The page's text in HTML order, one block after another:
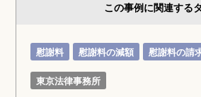
この事例に関連する
慰謝料 慰謝料の減額 慰謝料の請
東京法律事務所